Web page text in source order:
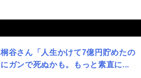
桐谷さん「人生かけて7億円貯めたの
にガンで死ぬかも。もっと素直に...